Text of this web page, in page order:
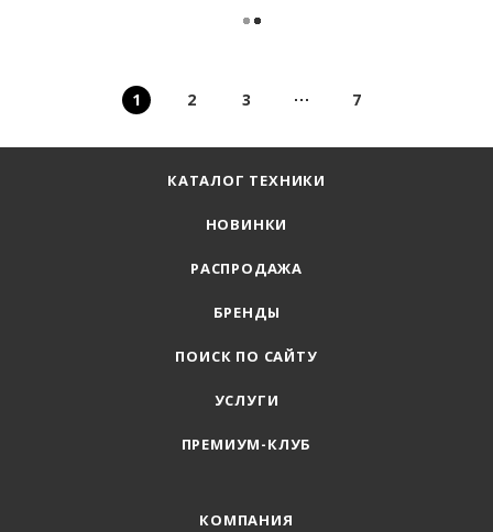
1 2 3 7
КАТАЛОГ ТЕХНИКИ
НОВИНКИ
РАСПРОДАЖА
БРЕНДЫ
ПОИСК ПО САЙТУ
УСЛУГИ
ПРЕМИУМ-КЛУБ
КОМПАНИЯ